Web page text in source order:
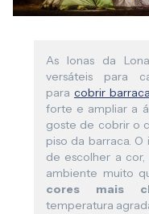
As lonas da
versáteis para
para cobrir barraca
forte e ampliar a
goste de cobrir o
piso da barraca.
de escolher a
ambiente muito
cores mais
temperatura